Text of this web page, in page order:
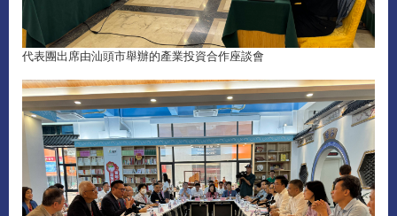
代表團出席由汕頭市舉辦的產業投資合作座談會